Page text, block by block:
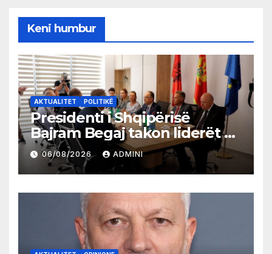
Keni humbur
AKTUALITET POLITIKË
Presidenti i Shqipërisë
Bajram Begaj takon liderët e
partive shqiptare në Ulqin
06/08/2026 ADMINI